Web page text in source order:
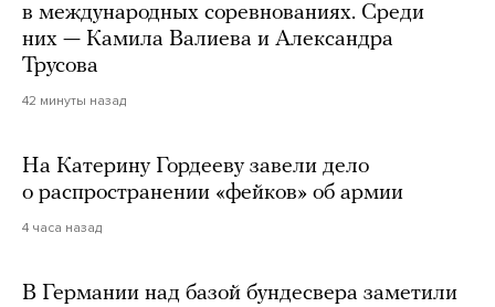
в международных соревнованиях. Среди
них — Камила Валиева и Александра
Трусова
42 минуты назад
На Катерину Гордееву завели дело
о распространении «фейков» об армии
4 часа назад
В Германии над базой бундесвера заметили